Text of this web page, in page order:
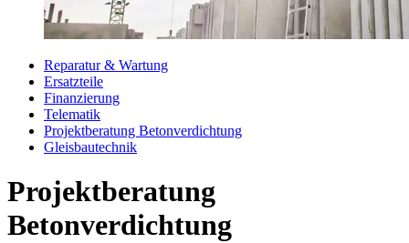
Reparatur & Wartung
Ersatzteile
Finanzierung
Telematik
Projektberatung Betonverdichtung
Gleisbautechnik
Projektberatung
Betonverdichtung